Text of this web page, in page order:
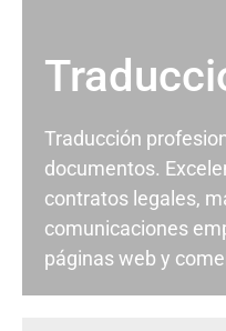
Traducción
documentos.
contratos legales,
comunicaciones
páginas web y